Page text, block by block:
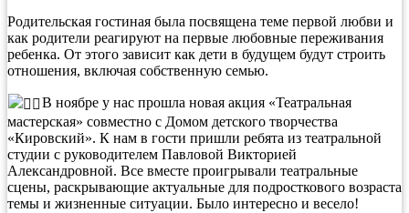
Родительская гостиная была посвящена теме первой любви и
как родители реагируют на первые любовные переживания
ребенка. От этого зависит как дети в будущем будут строить
отношения, включая собственную семью.
В ноябре у нас прошла новая акция «Театральная
мастерская» совместно с Домом детского творчества
«Кировский». К нам в гости пришли ребята из театральной
студии с руководителем Павловой Викторией
Александровной. Все вместе проигрывали театральные
сцены, раскрывающие актуальные для подросткового возраста
темы и жизненные ситуации. Было интересно и весело!